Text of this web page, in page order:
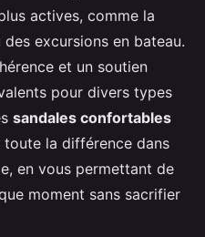
actives, comme la
excursions en bateau.
et un soutien
pour divers types
sandales confortables
la différence dans
en vous permettant de
moment sans sacrifier